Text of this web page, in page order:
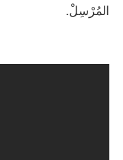
المُرْسِلْ.